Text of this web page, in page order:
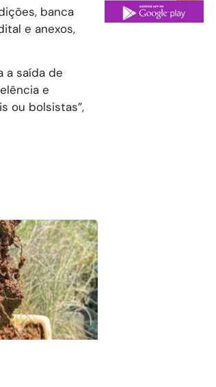
banca
e anexos,
a saída de
e
ou bolsistas”,